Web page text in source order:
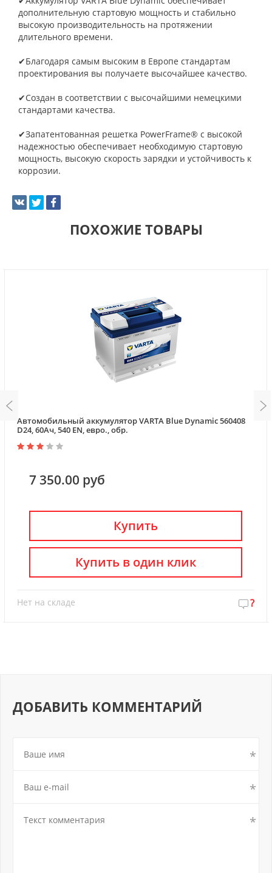
дополнительную стартовую мощность и стабильно
высокую производительность на протяжении
длительного времени.
✔Благодаря самым высоким в Европе стандартам
проектирования вы получаете высочайшее качество.
✔Создан в соответствии с высочайшими немецкими
стандартами качества.
✔Запатентованная решетка PowerFrame® с высокой
надежностью обеспечивает необходимую стартовую
мощность, высокую скорость зарядки и устойчивость к
коррозии.
ПОХОЖИЕ ТОВАРЫ
Автомобильный аккумулятор VARTA Blue Dynamic 560408
D24, 60Ач, 540 EN, евро., обр.
7 350.00 руб
Купить
Нет на складе ?
Купить в один клик
ДОБАВИТЬ КОММЕНТАРИЙ